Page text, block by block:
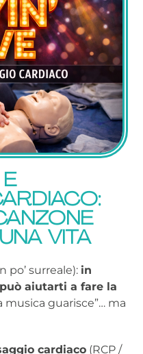
E
VITA
po’ surreale): in
aiutarti a fare la
musica guarisce”… ma
cardiaco (RCP /